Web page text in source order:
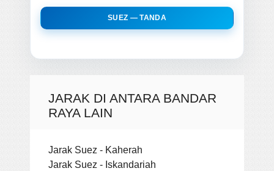
SUEZ — TANDA
JARAK DI ANTARA BANDAR
RAYA LAIN
Jarak Suez - Kaherah
Jarak Suez - Iskandariah